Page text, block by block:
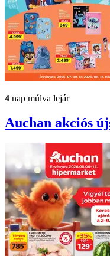
4 nap múlva lejár
Auchan akciós